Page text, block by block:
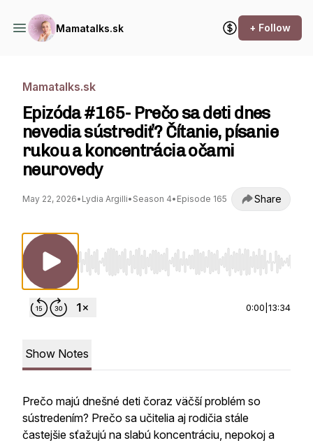
Mamatalks.sk + Follow
Mamatalks.sk
Epizóda #165- Prečo sa deti dnes
nevedia sústrediť? Čítanie, písanie
rukou a koncentrácia očami
neurovedy
May 22, 2026• Lydia Argilli• Season 4• Episode 165 Share
Use Left/Right to seek, Home/End to jump to
0:00 13:34
Show Notes
Prečo majú dnešné deti čoraz väčší problém so
sústredením? Prečo sa učitelia aj rodičia stále
častejšie sťažujú na slabú koncentráciu, nepokoj a